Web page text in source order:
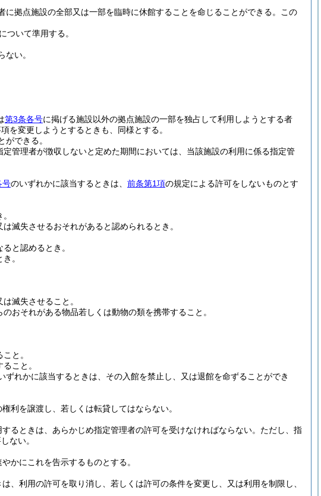
拠点施設の全部又は一部を臨時に休館することを命じることができる。
この
ついて準用する。
い。
第3条各号に掲げる施設以外の拠点施設の一部を独占して利用しようとする者
を変更しようとするときも、同様とする。
ができる。
管理者が徴収しないと定めた期間においては、当該施設の利用に係る指定管
号のいずれかに該当するときは、 前条第1項の規定による許可をしないものとす
滅失させるおそれがあると認められるとき。
と認めるとき。
。
滅失させること。
おそれがある物品若しくは動物の類を携帯すること。
と。
こと。
ずれかに該当するときは、その入館を禁止し、又は退館を命ずることができ
利を譲渡し、若しくは転貸してはならない。
るときは、あらかじめ指定管理者の許可を受けなければならない。 ただし、指
ない。
かにこれを告示するものとする。
、利用の許可を取り消し、若しくは許可の条件を変更し、又は利用を制限し、